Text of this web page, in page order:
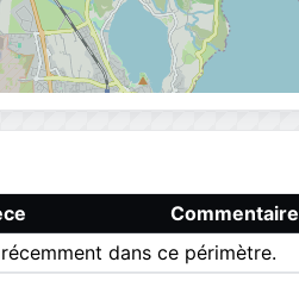
Commentaire
dans ce périmètre.